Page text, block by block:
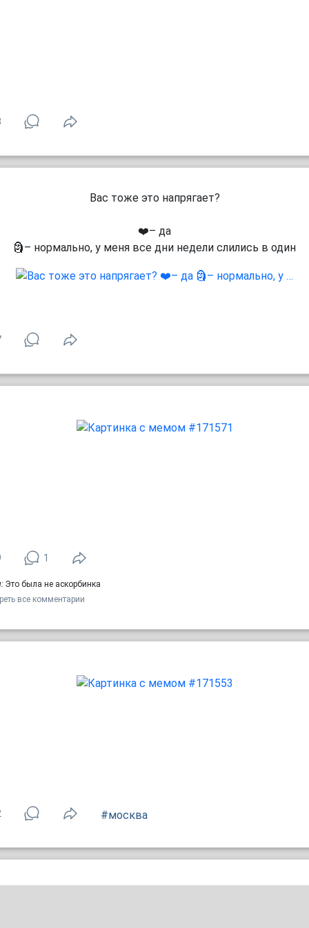
Вас тоже это напрягает?
❤️– да
🗿– нормально, у меня все дни недели слились в один
1
Это была не аскорбинка
все комментарии
#москва
состояние: понедельник